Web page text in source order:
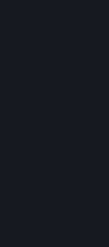
make a